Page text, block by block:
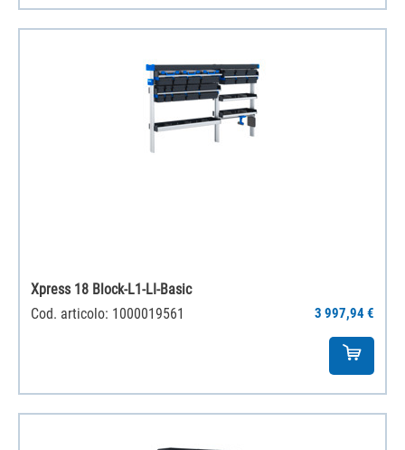
Xpress 18 Block-L1-LI-Basic
Cod. articolo: 1000019561
3 997,94 €